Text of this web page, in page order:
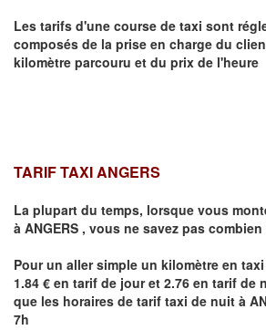
Les tarifs d'une course de taxi sont
composés de la prise en charge du
kilomètre parcouru et du prix de l'heure
TARIF TAXI ANGERS
La plupart du temps, lorsque vous
à ANGERS , vous ne savez pas combien
Pour un aller simple un kilomètre en
1.84 € en tarif de jour et 2.76 en tarif de
que les horaires de tarif taxi de nuit à
7h